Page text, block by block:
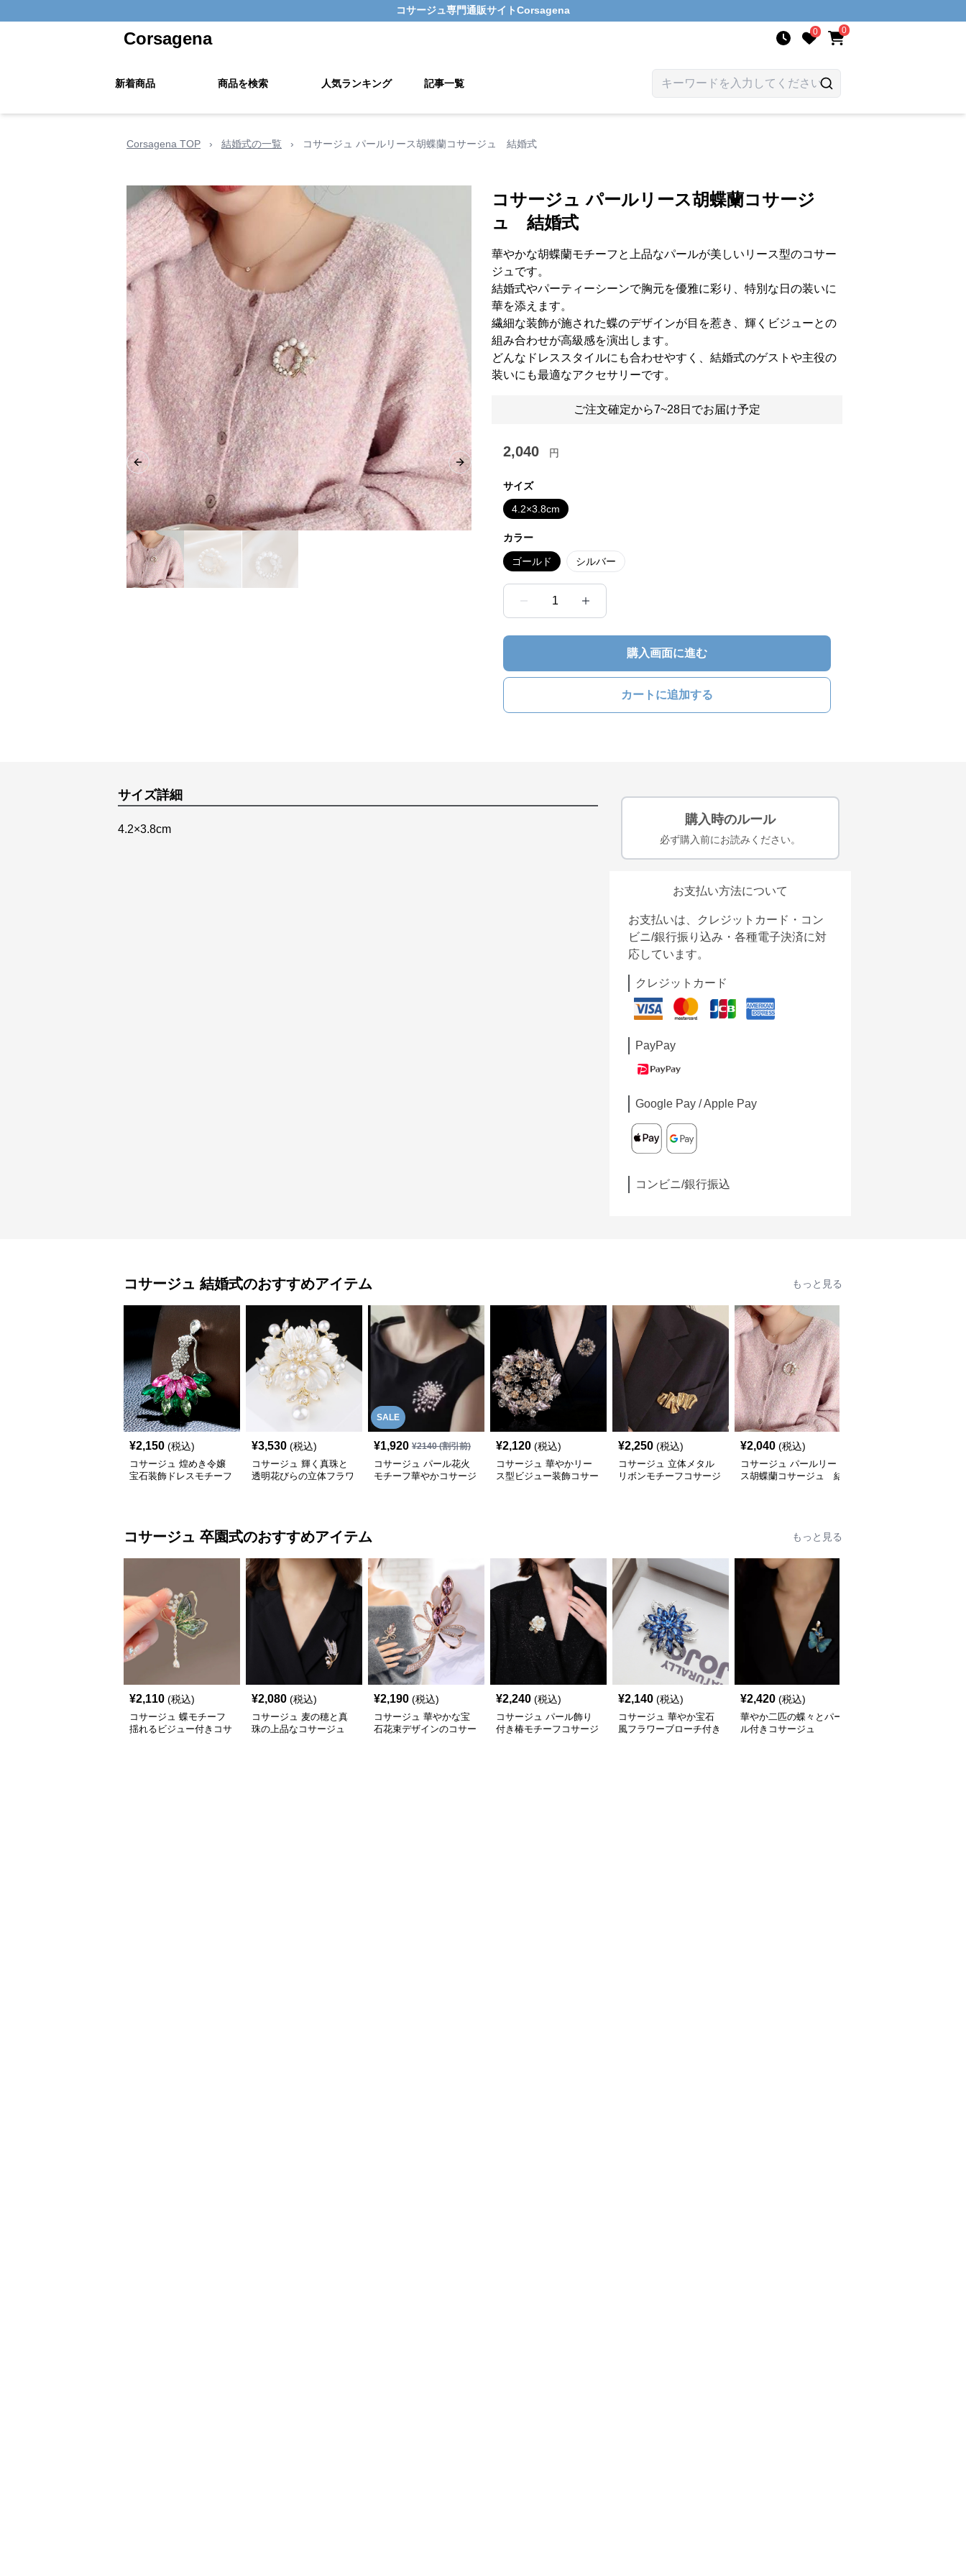
コサージュ専門通販サイトCorsagena
Corsagena 0 0
新着商品 商品を検索 人気ランキング 記事一覧
Corsagena TOP › 結婚式の一覧 › コサージュ パールリース胡蝶蘭コサージュ 結婚式
Previous slide Next slide
コサージュ パールリース胡蝶蘭コサージ
ュ 結婚式
華やかな胡蝶蘭モチーフと上品なパールが美しいリース型のコサー
ジュです。
結婚式やパーティーシーンで胸元を優雅に彩り、特別な日の装いに
華を添えます。
繊細な装飾が施された蝶のデザインが目を惹き、輝くビジューとの
組み合わせが高級感を演出します。
どんなドレススタイルにも合わせやすく、結婚式のゲストや主役の
装いにも最適なアクセサリーです。
ご注文確定から7~28日でお届け予定
2,040 円
サイズ
4.2×3.8cm
カラー
ゴールド シルバー
1
購入画面に進む
カートに追加する
サイズ詳細
4.2×3.8cm
購入時のルール
必ず購入前にお読みください。
お支払い方法について
お支払いは、クレジットカード・コン
ビニ/銀行振り込み・各種電子決済に対
応しています。
クレジットカード
PayPay
Google Pay / Apple Pay
コンビニ/銀行振込
コサージュ 結婚式のおすすめアイテム もっと見る
¥2,150 (税込)
コサージュ 煌めき令嬢
宝石装飾ドレスモチーフ
¥3,530 (税込)
コサージュ 輝く真珠と
透明花びらの立体フラワ
SALE
¥1,920 ¥2140(割引前)
コサージュ パール花火
モチーフ華やかコサージ
¥2,120 (税込)
コサージュ 華やかリー
ス型ビジュー装飾コサー
¥2,250 (税込)
コサージュ 立体メタル
リボンモチーフコサージ
¥2,040 (税込)
コサージュ パールリー
ス胡蝶蘭コサージュ 結
コサージュ 卒園式のおすすめアイテム もっと見る
¥2,110 (税込)
コサージュ 蝶モチーフ
揺れるビジュー付きコサ
¥2,080 (税込)
コサージュ 麦の穂と真
珠の上品なコサージュ
¥2,190 (税込)
コサージュ 華やかな宝
石花束デザインのコサー
¥2,240 (税込)
コサージュ パール飾り
付き椿モチーフコサージ
¥2,140 (税込)
コサージュ 華やか宝石
風フラワーブローチ付き
¥2,420 (税込)
華やか二匹の蝶々とパー
ル付きコサージュ